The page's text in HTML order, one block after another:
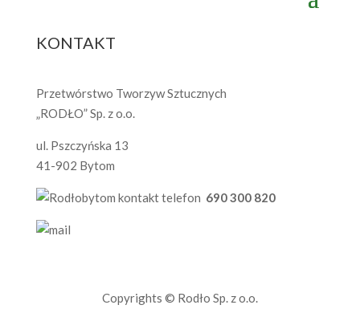
KONTAKT
Przetwórstwo Tworzyw Sztucznych
„RODŁO” Sp. z o.o.
ul. Pszczyńska 13
41-902 Bytom
690 300 820
Copyrights © Rodło Sp. z o.o.